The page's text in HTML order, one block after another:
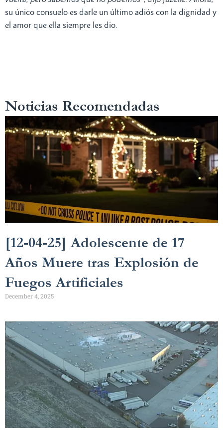
su único consuelo es darle un último adiós con la dignidad y
el amor que ella siempre les dio.
Noticias Recomendadas
[12-04-25] Adolescente de 17
Años Muere tras Explosión de
Fuegos Artificiales
December 4, 2025